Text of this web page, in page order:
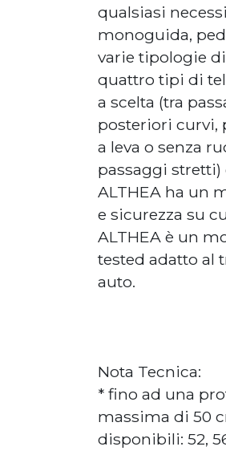
qualsiasi
monoguida,
varie tipologie
quattro tipi di
a scelta (tra
posteriori curvi,
a leva o senza
passaggi stretti)
ALTHEA ha un
e sicurezza su
ALTHEA è un
tested adatto al
auto.
Nota Tecnica:
* fino ad una
massima di 50
disponibili: 52,